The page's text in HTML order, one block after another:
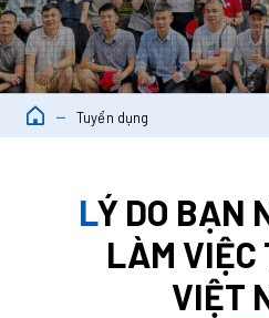
Tuyển dụng
LÝ DO BẠN
LÀM VIỆC
VIỆT